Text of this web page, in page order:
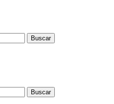
Buscar
Buscar